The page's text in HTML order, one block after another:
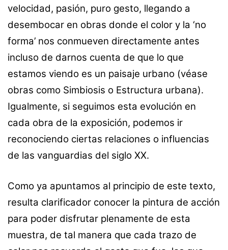
velocidad, pasión, puro gesto, llegando a
desembocar en obras donde el color y la ‘no
forma’ nos conmueven directamente antes
incluso de darnos cuenta de que lo que
estamos viendo es un paisaje urbano (véase
obras como Simbiosis o Estructura urbana).
Igualmente, si seguimos esta evolución en
cada obra de la exposición, podemos ir
reconociendo ciertas relaciones o influencias
de las vanguardias del siglo XX.
Como ya apuntamos al principio de este texto,
resulta clarificador conocer la pintura de acción
para poder disfrutar plenamente de esta
muestra, de tal manera que cada trazo de